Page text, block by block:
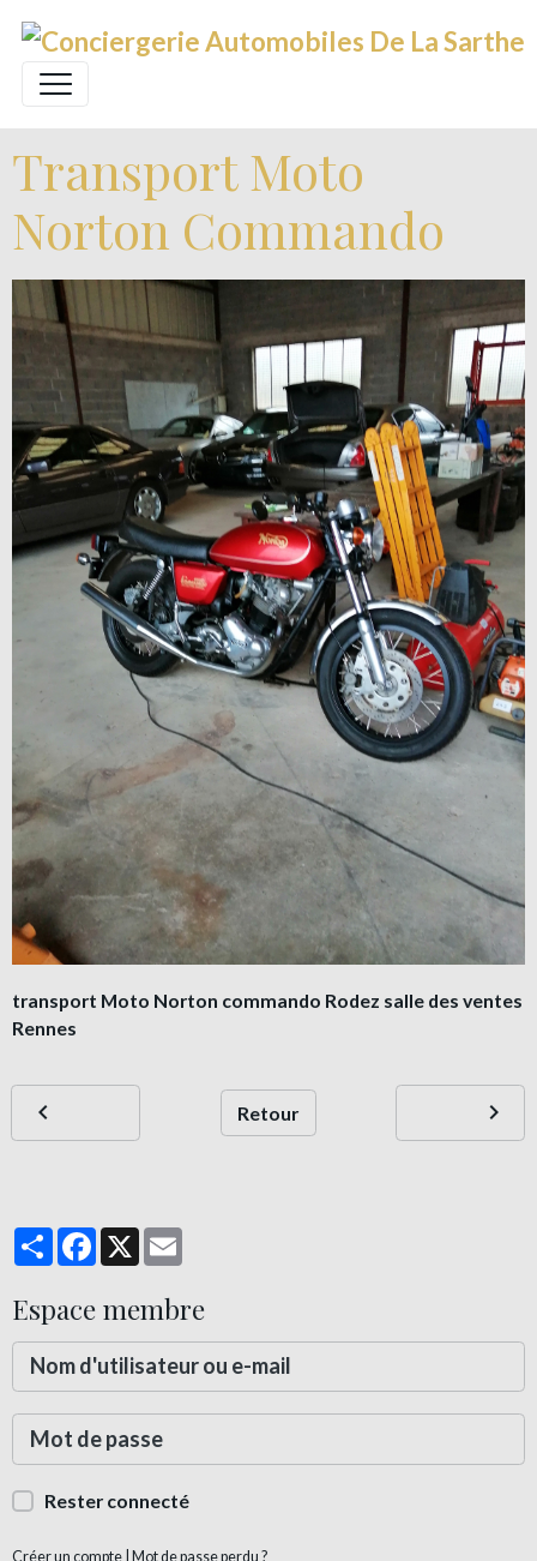
Transport Moto
Norton Commando
transport Moto Norton commando Rodez salle des ventes
Rennes
Retour
PartagerFacebook
X
Espace membre
Rester connecté
Créer un compte Mot de passe perdu ?